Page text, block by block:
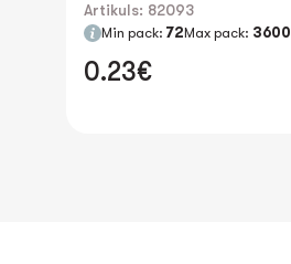
Artikuls: 82093
Min pack: 72Max pack: 3600
0.23€